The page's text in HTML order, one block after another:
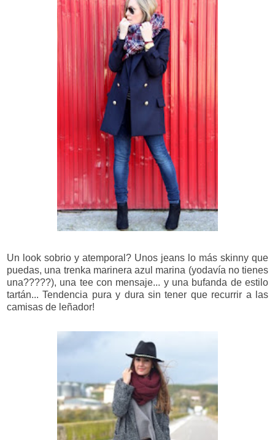
Un look sobrio y atemporal? Unos jeans lo más skinny que
puedas, una trenka marinera azul marina (yodavía no tienes
una?????), una tee con mensaje... y una bufanda de estilo
tartán... Tendencia pura y dura sin tener que recurrir a las
camisas de leñador!